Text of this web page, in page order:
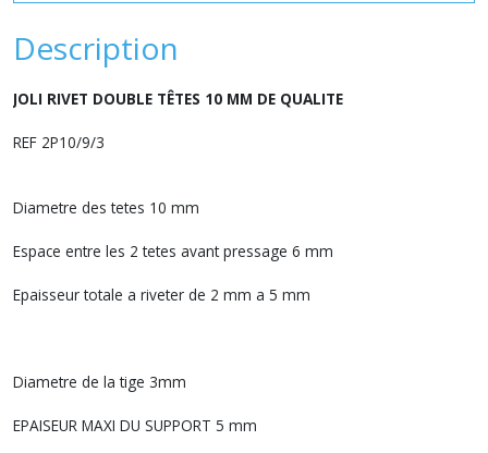
Description
JOLI RIVET DOUBLE TÊTES 10 MM DE QUALITE
REF 2P10/9/3
Diametre des tetes 10 mm
Espace entre les 2 tetes avant pressage 6 mm
Epaisseur totale a riveter de 2 mm a 5 mm
Diametre de la tige 3mm
EPAISEUR MAXI DU SUPPORT 5 mm